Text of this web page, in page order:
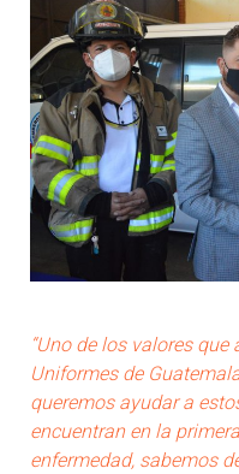
“Uno de los valores
Uniformes de
queremos ayudar a
encuentran en la
enfermedad, sabemos